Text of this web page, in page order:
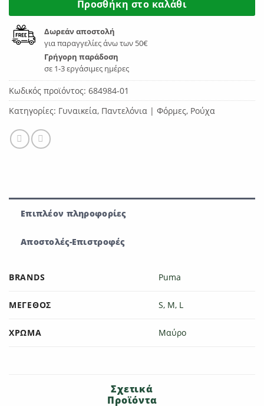
Προσθήκη στο καλάθι
Δωρεάν αποστολή
για παραγγελίες άνω των 50€
Γρήγορη παράδοση
σε 1-3 εργάσιμες ημέρες
Κωδικός προϊόντος: 684984-01
Κατηγορίες: Γυναικεία, Παντελόνια | Φόρμες, Ρούχα
Επιπλέον πληροφορίες
Αποστολές-Επιστροφές
BRANDS Puma
ΜΈΓΕΘΟΣ S, M, L
ΧΡΏΜΑ Μαύρο
Σχετικά
Προϊόντα